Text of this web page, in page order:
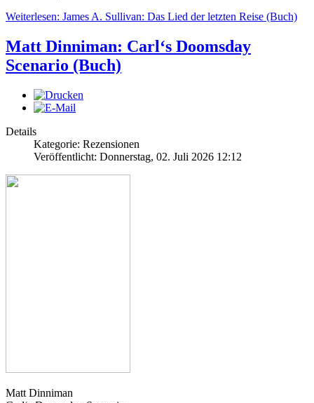
Weiterlesen: James A. Sullivan: Das Lied der letzten Reise (Buch)
Matt Dinniman: Carl‘s Doomsday
Scenario (Buch)
Details
Kategorie: Rezensionen
Veröffentlicht: Donnerstag, 02. Juli 2026 12:12
Matt Dinniman